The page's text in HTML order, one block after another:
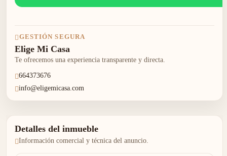
GESTIÓN SEGURA
Elige Mi Casa
Te ofrecemos una experiencia transparente y directa.
664373676
info@eligemicasa.com
Detalles del inmueble
Información comercial y técnica del anuncio.